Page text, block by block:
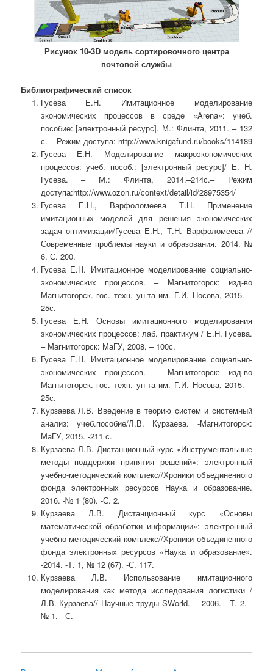
Рисунок 10-3D модель сортировочного центра
почтовой службы
Библиографический список
Гусева Е.Н. Имитационное моделирование
экономических процессов в среде «Arena»: учеб.
пособие: [электронный ресурс]. М.: Флинта, 2011. – 132
с. – Режим доступа: http://www.knigafund.ru/books/114189
Гусева Е.Н. Моделирование макроэкономических
процессов: учеб. пособ.: [электронный ресурс]/ Е. Н.
Гусева. – М.: Флинта, 2014.–214с.– Режим
доступа:http://www.ozon.ru/context/detail/id/28975354/
Гусева Е.Н., Варфоломеева Т.Н. Применение
имитационных моделей для решения экономических
задач оптимизации/Гусева Е.Н., Т.Н. Варфоломеева //
Современные проблемы науки и образования. 2014. №
6. С. 200.
Гусева Е.Н. Имитационное моделирование социально-
экономических процессов. – Магнитогорск: изд-во
Магнитогорск. гос. техн. ун-та им. Г.И. Носова, 2015. –
25с.
Гусева Е.Н. Основы имитационного моделирования
экономических процессов: лаб. практикум / Е.Н. Гусева.
– Магнитогорск: МаГУ, 2008. – 100с.
Гусева Е.Н. Имитационное моделирование социально-
экономических процессов. – Магнитогорск: изд-во
Магнитогорск. гос. техн. ун-та им. Г.И. Носова, 2015. –
25с.
Курзаева Л.В. Введение в теорию систем и системный
анализ: учеб.пособие/Л.В. Курзаева. -Магнитогорск:
МаГУ, 2015. -211 с.
Курзаева Л.В. Дистанционный курс «Инструментальные
методы поддержки принятия решений»: электронный
учебно-методический комплекс//Хроники объединенного
фонда электронных ресурсов Наука и образование.
2016. -№ 1 (80). -С. 2.
Курзаева Л.В. Дистанционный курс «Основы
математической обработки информации»: электронный
учебно-методический комплекс//Хроники объединенного
фонда электронных ресурсов «Наука и образование».
-2014. -Т. 1, № 12 (67). -С. 117.
Курзаева Л.В. Использование имитационного
моделирования как метода исследования логистики /
Л.В. Курзаева// Научные труды SWorld. - 2006. - Т. 2. -
№ 1. - С.